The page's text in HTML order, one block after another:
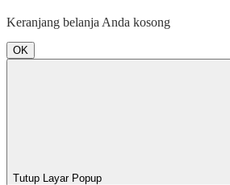
Keranjang belanja Anda kosong
OK
Tutup Layar Popup